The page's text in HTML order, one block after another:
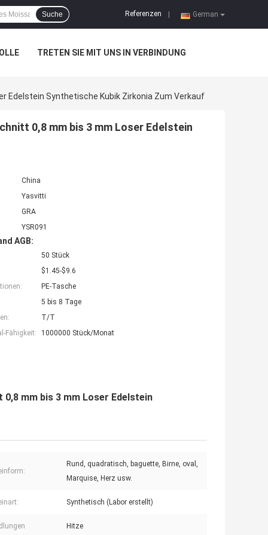
German
Referenzen
Suche
TRETEN SIE MIT UNS IN VERBINDUNG
Edelstein Synthetische Kubik Zirkonia Zum Verkauf
0,8 mm bis 3 mm Loser Edelstein
China
Yasvitti
GRA
YSR091
AGB:
50 Stück
$1.45-$9.6
PE-Tasche
5 bis 8 Tage
T/T
Fähigkeit:
1000000 Stück/Monat
0,8 mm bis 3 mm Loser Edelstein
Rund, quadratisch, baguette, Birne, oval,
Marquise, Herz usw.
Synthetisch (Labor erstellt)
Hitze